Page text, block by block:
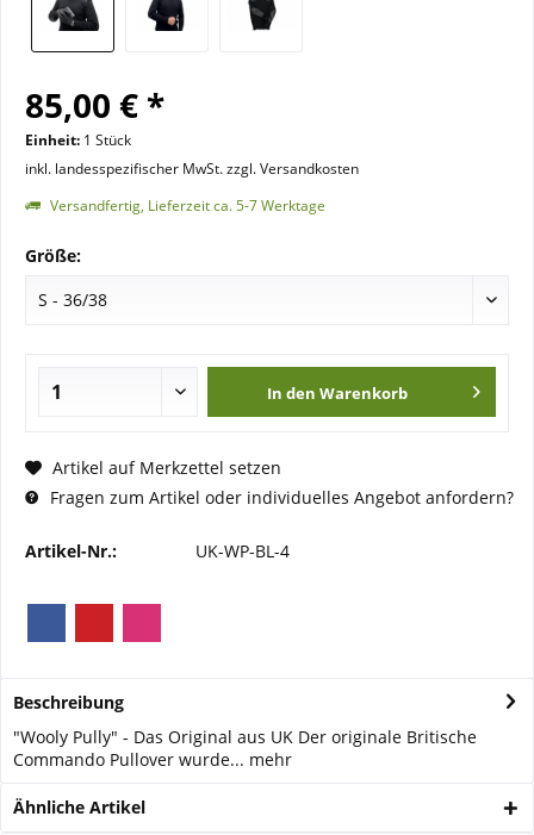
85,00 € *
Einheit: 1 Stück
inkl. landesspezifischer MwSt. zzgl. Versandkosten
Versandfertig, Lieferzeit ca. 5-7 Werktage
Größe:
In den Warenkorb
Artikel auf Merkzettel setzen
Fragen zum Artikel oder individuelles Angebot anfordern?
Artikel-Nr.: UK-WP-BL-4
Beschreibung
"Wooly Pully" - Das Original aus UK Der originale Britische
Commando Pullover wurde... mehr
Ähnliche Artikel